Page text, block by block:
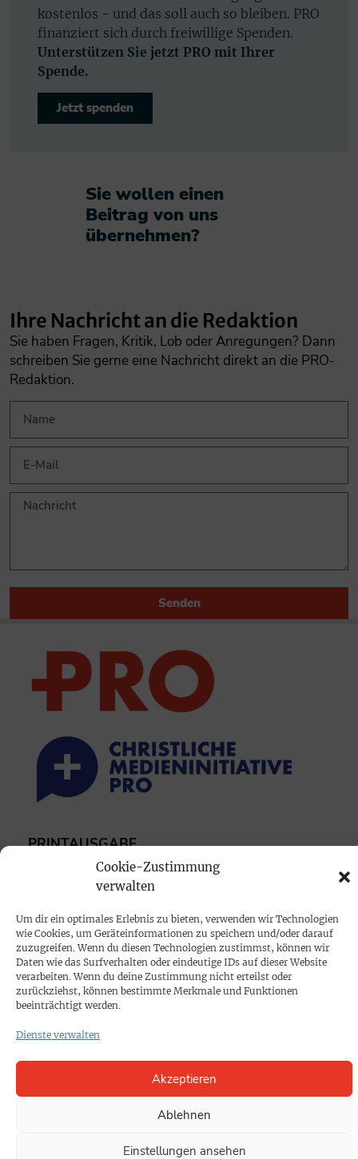
Cookie-Zustimmung
verwalten
Um dir ein optimales Erlebnis zu bieten, verwenden wir Technologien
wie Cookies, um Geräteinformationen zu speichern und/oder darauf
zuzugreifen. Wenn du diesen Technologien zustimmst, können wir
Daten wie das Surfverhalten oder eindeutige IDs auf dieser Website
verarbeiten. Wenn du deine Zustimmung nicht erteilst oder
zurückziehst, können bestimmte Merkmale und Funktionen
beeinträchtigt werden.
Dienste verwalten
Akzeptieren
Ablehnen
Einstellungen ansehen
kostenlos - und das soll auch so bleiben. PRO
finanziert sich durch freiwillige Spenden.
Unterstützen Sie jetzt PRO mit Ihrer
Spende.
Jetzt spenden
Sie wollen einen
Beitrag von uns
übernehmen?​
Ihre Nachricht an die Redaktion
Sie haben Fragen, Kritik, Lob oder Anregungen? Dann
schreiben Sie gerne eine Nachricht direkt an die PRO-
Redaktion.
Senden
PRINTAUSGABE
Mediadaten
PROKOMPAKT
Impressum
SPENDEN
Datenschutz
KONTAKT